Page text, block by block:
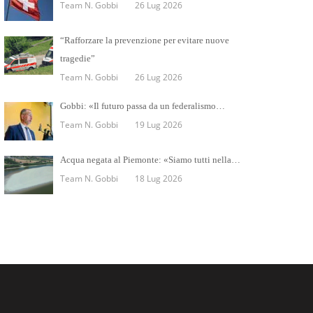
Team N. Gobbi 26 Lug 2026
“Rafforzare la prevenzione per evitare nuove
tragedie”
Team N. Gobbi 26 Lug 2026
Gobbi: «Il futuro passa da un federalismo…
Team N. Gobbi 19 Lug 2026
Acqua negata al Piemonte: «Siamo tutti nella…
Team N. Gobbi 18 Lug 2026